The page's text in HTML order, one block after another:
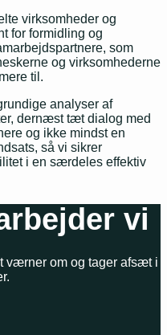
virksomheder og
for formidling og
som
og virksomhederne
til.
analyser af
dernæst tæt dialog med
og ikke mindst en
så vi sikrer
i en særdeles effektiv
vi
værner om og tager afsæt i